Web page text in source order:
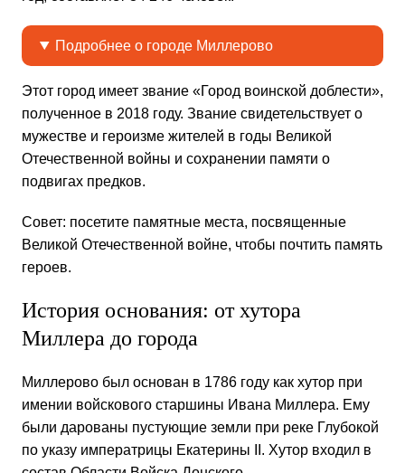
Подробнее о городе Миллерово
Этот город имеет звание «Город воинской доблести»,
полученное в 2018 году. Звание свидетельствует о
мужестве и героизме жителей в годы Великой
Отечественной войны и сохранении памяти о
подвигах предков.
Совет: посетите памятные места, посвященные
Великой Отечественной войне, чтобы почтить память
героев.
История основания: от хутора
Миллера до города
Миллерово был основан в 1786 году как хутор при
имении войскового старшины Ивана Миллера. Ему
были дарованы пустующие земли при реке Глубокой
по указу императрицы Екатерины II. Хутор входил в